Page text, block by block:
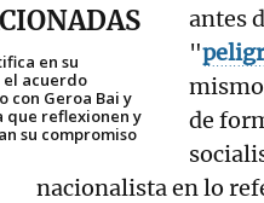
en su
acuerdo
con Geroa Bai y
que reflexionen y
su compromiso
antes
"
mismo
de
nacionalista en lo